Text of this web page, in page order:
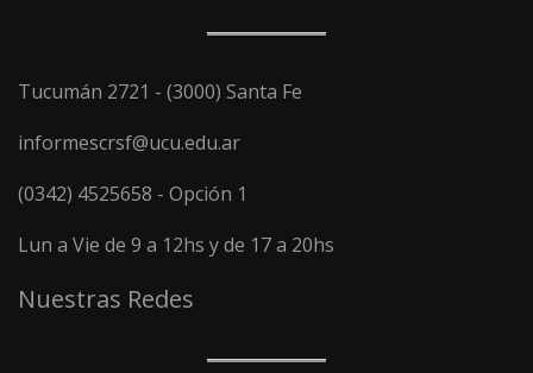
Tucumán 2721 - (3000) Santa Fe
informescrsf@ucu.edu.ar
(0342) 4525658 - Opción 1
Lun a Vie de 9 a 12hs y de 17 a 20hs
Nuestras Redes